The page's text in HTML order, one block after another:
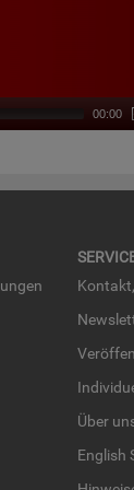
00:00
Über
English